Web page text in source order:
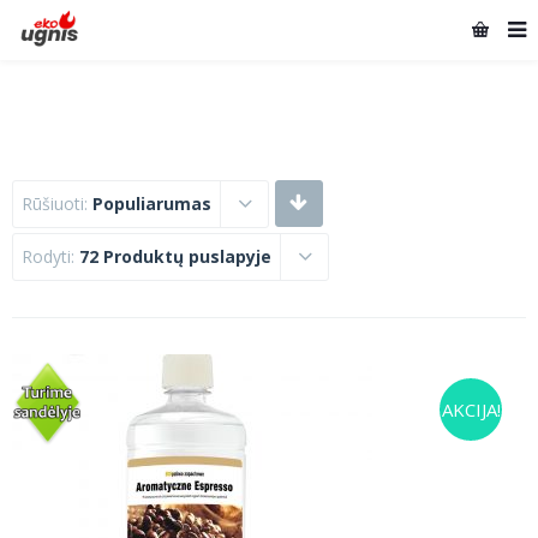
Rūšiuoti: Populiarumas
Rodyti: 72 Produktų puslapyje
AKCIJA!